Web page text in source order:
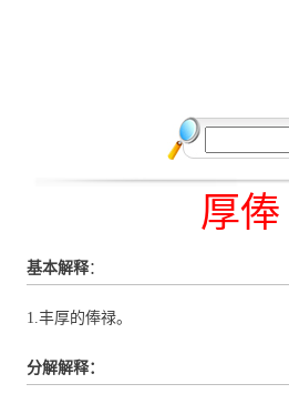
厚俸
基本解释：
1.丰厚的俸禄。
分解解释：